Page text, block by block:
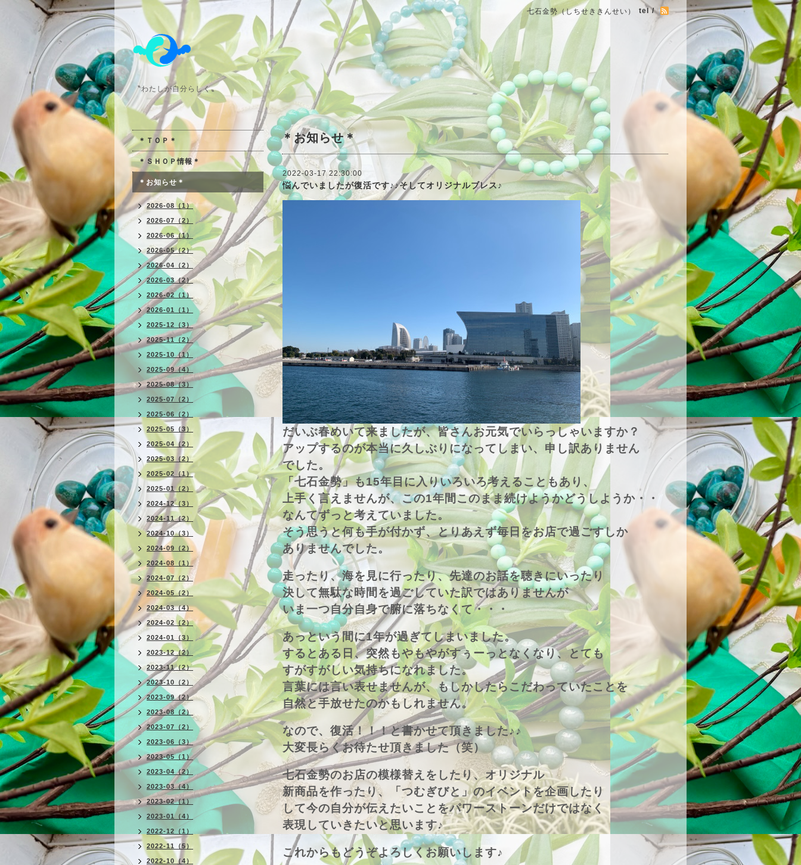
七石金勢（しちせききんせい） tel /
〝わたしが自分らしく〟
＊お知らせ＊
2022-03-17 22:30:00
悩んでいましたが復活です♪♪そしてオリジナルブレス♪
だいぶ春めいて来ましたが、皆さんお元気でいらっしゃいますか？
アップするのが本当に久しぶりになってしまい、申し訳ありません
でした。
「七石金勢」も15年目に入りいろいろ考えることもあり、
上手く言えませんが、この1年間このまま続けようかどうしようか・・
なんてずっと考えていました。
そう思うと何も手が付かず、とりあえず毎日をお店で過ごすしか
ありませんでした。
走ったり、海を見に行ったり、先達のお話を聴きにいったり
決して無駄な時間を過ごしていた訳ではありませんが
いま一つ自分自身で腑に落ちなくて・・・
あっという間に1年が過ぎてしまいました。
するとある日、突然もやもやがすぅーっとなくなり、とても
すがすがしい気持ちになれました。
言葉には言い表せませんが、もしかしたらこだわっていたことを
自然と手放せたのかもしれません。
なので、復活！！！と書かせて頂きました♪♪
大変長らくお待たせ頂きました（笑）
七石金勢のお店の模様替えをしたり、オリジナル
新商品を作ったり、「つむぎびと」のイベントを企画したり
して今の自分が伝えたいことをパワーストーンだけではなく
表現していきたいと思います♪
これからもどうぞよろしくお願いします♪
＊ＴＯＰ＊
＊ＳＨＯＰ情報＊
＊お知らせ＊
2026-08（1）
2026-07（2）
2026-06（1）
2026-05（2）
2026-04（2）
2026-03（2）
2026-02（1）
2026-01（1）
2025-12（3）
2025-11（2）
2025-10（1）
2025-09（4）
2025-08（3）
2025-07（2）
2025-06（2）
2025-05（3）
2025-04（2）
2025-03（2）
2025-02（1）
2025-01（2）
2024-12（3）
2024-11（2）
2024-10（3）
2024-09（2）
2024-08（1）
2024-07（2）
2024-05（2）
2024-03（4）
2024-02（2）
2024-01（3）
2023-12（2）
2023-11（2）
2023-10（2）
2023-09（2）
2023-08（2）
2023-07（2）
2023-06（3）
2023-05（1）
2023-04（2）
2023-03（4）
2023-02（1）
2023-01（4）
2022-12（1）
2022-11（5）
2022-10（4）